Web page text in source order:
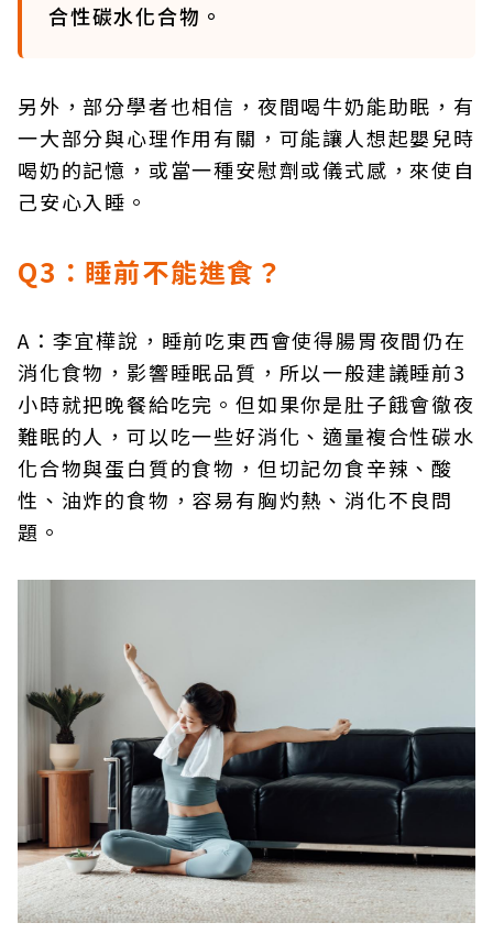
合性碳水化合物。
另外，部分學者也相信，夜間喝牛奶能助眠，有
一大部分與心理作用有關，可能讓人想起嬰兒時
喝奶的記憶，或當一種安慰劑或儀式感，來使自
己安心入睡。
Q3：睡前不能進食？
A：李宜樺說，睡前吃東西會使得腸胃夜間仍在
消化食物，影響睡眠品質，所以一般建議睡前3
小時就把晚餐給吃完。但如果你是肚子餓會徹夜
難眠的人，可以吃一些好消化、適量複合性碳水
化合物與蛋白質的食物，但切記勿食辛辣、酸
性、油炸的食物，容易有胸灼熱、消化不良問
題。